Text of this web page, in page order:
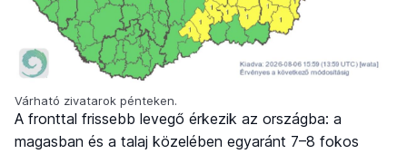
Várható zivatarok pénteken.
A fronttal frissebb levegő érkezik az országba: a
magasban és a talaj közelében egyaránt 7–8 fokos